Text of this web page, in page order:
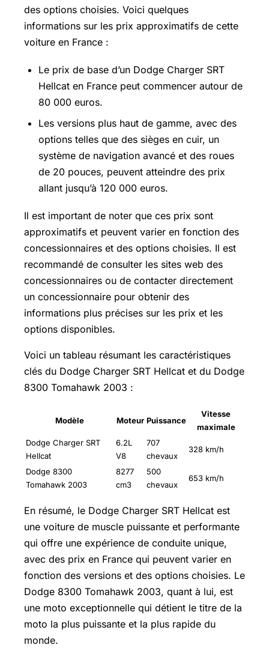
des options choisies. Voici quelques
informations sur les prix approximatifs de cette
voiture en France :
Le prix de base d’un Dodge Charger SRT
Hellcat en France peut commencer autour de
80 000 euros.
Les versions plus haut de gamme, avec des
options telles que des sièges en cuir, un
système de navigation avancé et des roues
de 20 pouces, peuvent atteindre des prix
allant jusqu’à 120 000 euros.
Il est important de noter que ces prix sont
approximatifs et peuvent varier en fonction des
concessionnaires et des options choisies. Il est
recommandé de consulter les sites web des
concessionnaires ou de contacter directement
un concessionnaire pour obtenir des
informations plus précises sur les prix et les
options disponibles.
Voici un tableau résumant les caractéristiques
clés du Dodge Charger SRT Hellcat et du Dodge
8300 Tomahawk 2003 :
Modèle Moteur Puissance
Vitesse
maximale
Dodge Charger SRT
Hellcat
6.2L
V8
707
chevaux
328 km/h
Dodge 8300
Tomahawk 2003
8277
cm3
500
chevaux
653 km/h
En résumé, le Dodge Charger SRT Hellcat est
une voiture de muscle puissante et performante
qui offre une expérience de conduite unique,
avec des prix en France qui peuvent varier en
fonction des versions et des options choisies. Le
Dodge 8300 Tomahawk 2003, quant à lui, est
une moto exceptionnelle qui détient le titre de la
moto la plus puissante et la plus rapide du
monde.